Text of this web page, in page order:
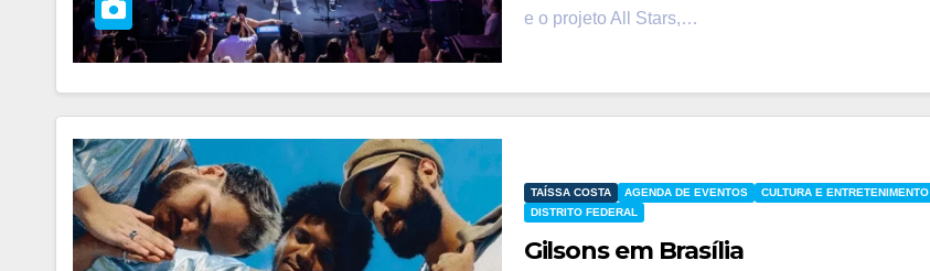
e o projeto All Stars,…
TAÍSSA COSTA AGENDA DE EVENTOS
CULTURA E ENTRETENIMENTO
DISTRITO FEDERAL
Gilsons em Brasília